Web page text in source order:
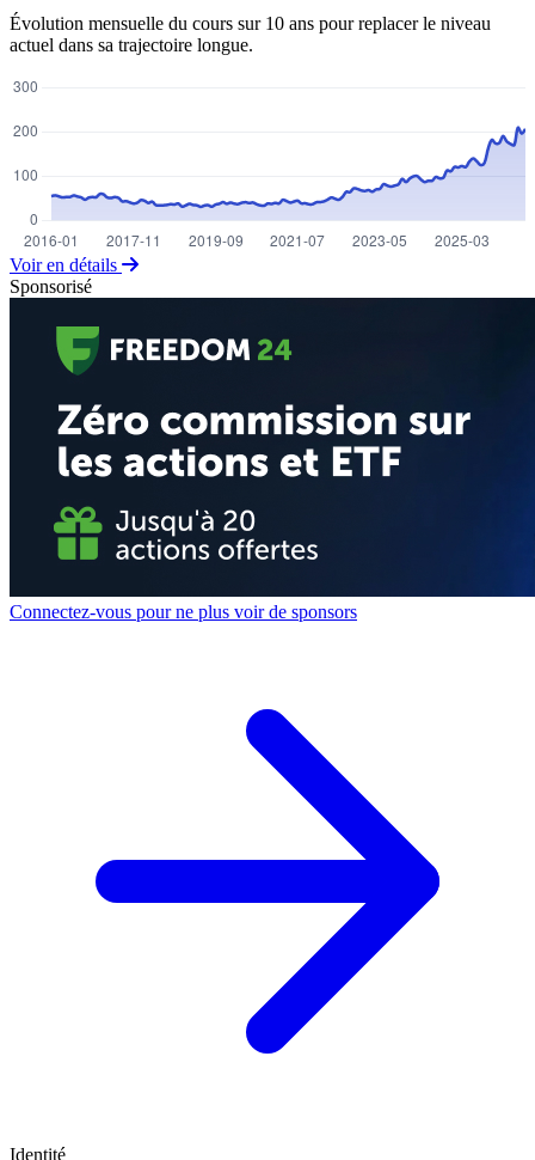
Évolution mensuelle du cours sur 10 ans pour replacer le niveau
actuel dans sa trajectoire longue.
Voir en détails
Sponsorisé
Connectez-vous pour ne plus voir de sponsors
Identité